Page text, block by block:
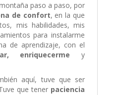
paso a paso, por
de confort, en la que
mis habilidades, mis
para instalarme
de aprendizaje, con el
enriquecerme y
aquí, tuve que ser
que tener paciencia